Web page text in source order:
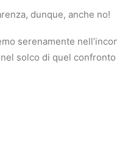
dunque, anche no!
serenamente
solco di quel